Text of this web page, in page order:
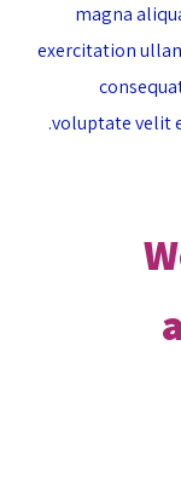
magna
exercitation
voluptate velit